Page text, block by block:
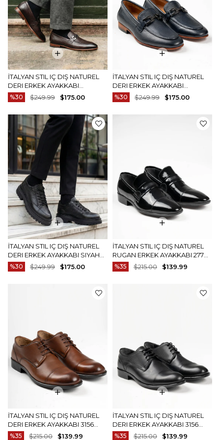
İTALYAN STIL IÇ DIŞ NATUREL
DERI ERKEK AYAKKABI
KAHVERENGI T14601
%30 $175.00
$249.99
İTALYAN STIL IÇ DIŞ NATUREL
DERI ERKEK AYAKKABI
LACIVERT T14602
%30 $175.00
$249.99
İTALYAN STIL IÇ DIŞ NATUREL
DERI ERKEK AYAKKABI SIYAH
T14603
%30 $175.00
$249.99
İTALYAN STIL IÇ DIŞ NATUREL
RUGAN ERKEK AYAKKABI 2778
SIYAH T14568
%35 $139.99
$215.00
İTALYAN STIL IÇ DIŞ NATUREL
DERI ERKEK AYAKKABI 3156
KAHVERENGI T14569
%35 $139.99
$215.00
İTALYAN STIL IÇ DIŞ NATUREL
DERI ERKEK AYAKKABI 3156
SIYAH T14570
%35 $139.99
$215.00